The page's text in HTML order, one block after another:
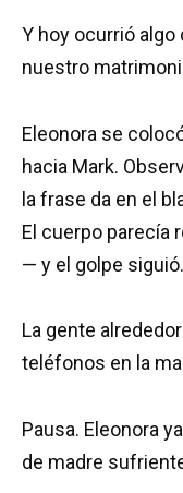
Y hoy ocurrió algo
nuestro
Eleonora se
hacia Mark.
la frase da en el
El cuerpo parecía
— y el golpe siguió.
La gente
teléfonos en la
Pausa. Eleonora
de madre